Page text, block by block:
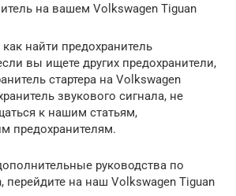
на вашем Volkswagen Tiguan
найти предохранитель
вы ищете других предохранители,
стартера на Volkswagen
звукового сигнала, не
к нашим статьям,
предохранителям.
руководства по
перейдите на наш Volkswagen Tiguan